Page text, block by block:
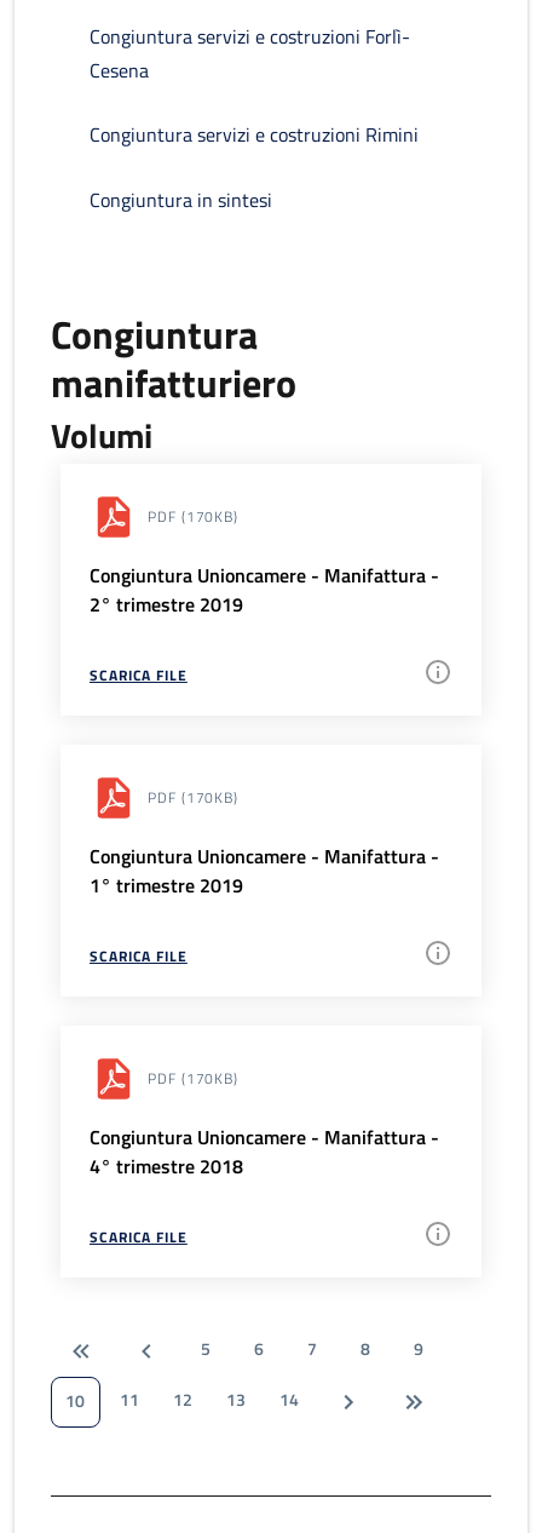
Congiuntura servizi e costruzioni Forlì-
Cesena
Congiuntura servizi e costruzioni Rimini
Congiuntura in sintesi
Congiuntura
manifatturiero
Volumi
PDF (170KB)
Congiuntura Unioncamere - Manifattura -
2° trimestre 2019
SCARICA FILE
PDF (170KB)
Congiuntura Unioncamere - Manifattura -
1° trimestre 2019
SCARICA FILE
PDF (170KB)
Congiuntura Unioncamere - Manifattura -
4° trimestre 2018
SCARICA FILE
5 6 7 8
9
10
11 12 13 14